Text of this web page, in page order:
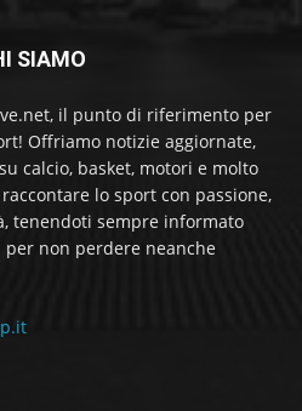
SIAMO
il punto di riferimento per
Offriamo notizie aggiornate,
calcio, basket, motori e molto
lo sport con passione,
tenendoti sempre informato
non perdere neanche